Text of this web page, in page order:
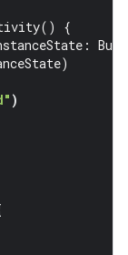
()
{
:
)
)